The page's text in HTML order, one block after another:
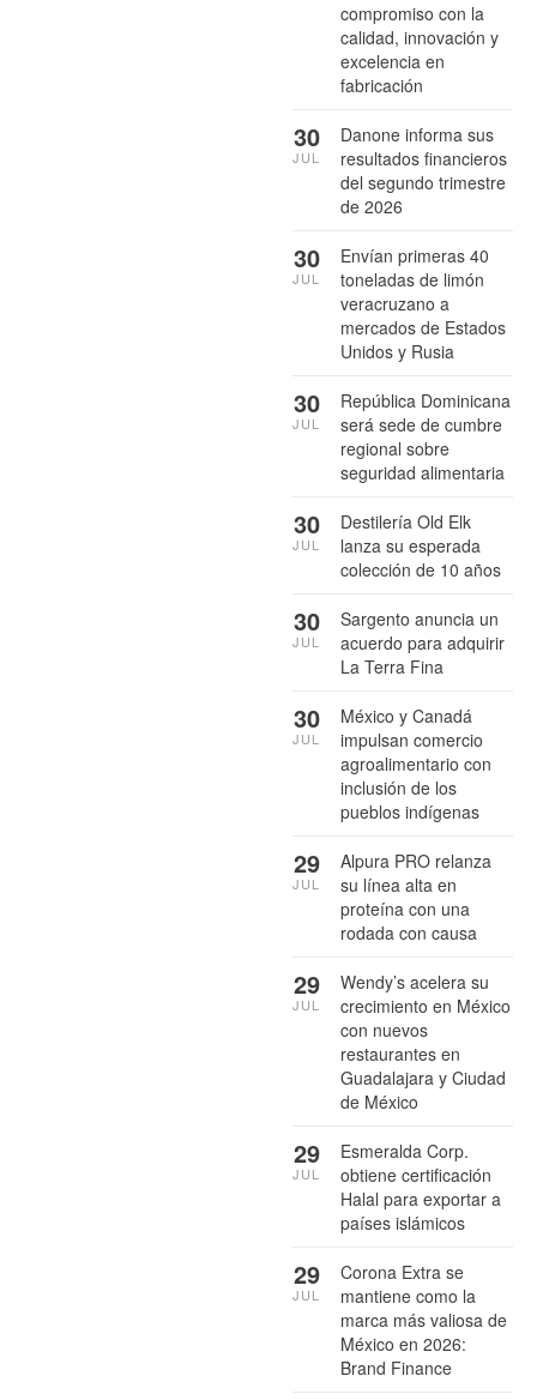
compromiso con la
calidad, innovación y
excelencia en
fabricación
Danone informa sus
resultados financieros
del segundo trimestre
de 2026
30
JUL
Envían primeras 40
toneladas de limón
veracruzano a
mercados de Estados
Unidos y Rusia
30
JUL
República Dominicana
será sede de cumbre
regional sobre
seguridad alimentaria
30
JUL
Destilería Old Elk
lanza su esperada
colección de 10 años
30
JUL
Sargento anuncia un
acuerdo para adquirir
La Terra Fina
30
JUL
México y Canadá
impulsan comercio
agroalimentario con
inclusión de los
pueblos indígenas
30
JUL
Alpura PRO relanza
su línea alta en
proteína con una
rodada con causa
29
JUL
Wendy’s acelera su
crecimiento en México
con nuevos
restaurantes en
Guadalajara y Ciudad
de México
29
JUL
Esmeralda Corp.
obtiene certificación
Halal para exportar a
países islámicos
29
JUL
Corona Extra se
mantiene como la
marca más valiosa de
México en 2026:
Brand Finance
29
JUL